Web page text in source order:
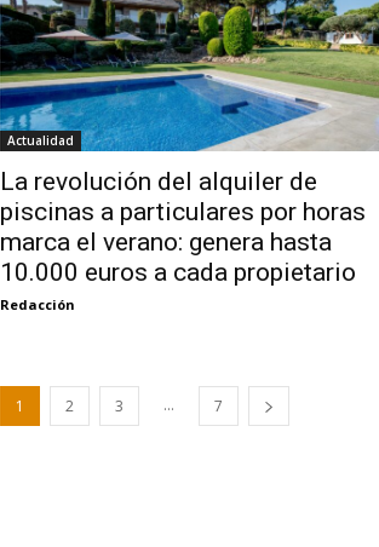
Actualidad
La revolución del alquiler de
piscinas a particulares por horas
marca el verano: genera hasta
10.000 euros a cada propietario
Redacción
1 2 3 ... 7